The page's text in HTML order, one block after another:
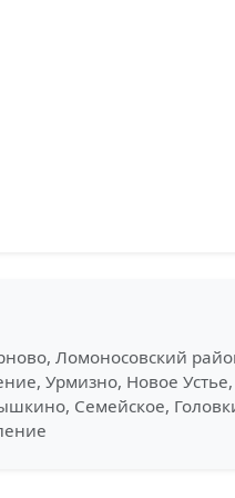
Ломоносовский
Урмизно, Новое
Семейское,